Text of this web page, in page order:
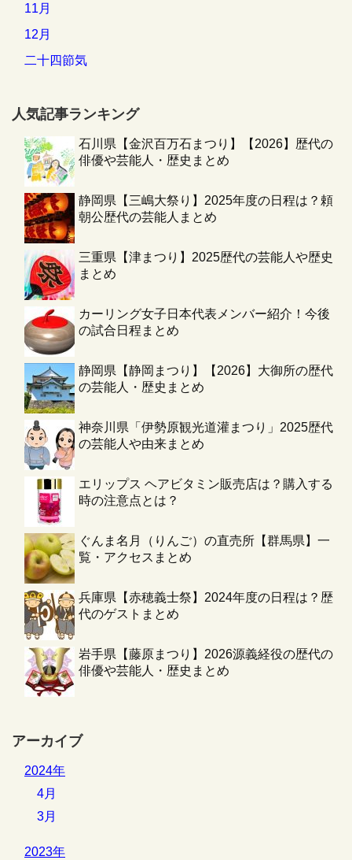
11月
12月
二十四節気
人気記事ランキング
石川県【金沢百万石まつり】【2026】歴代の
俳優や芸能人・歴史まとめ
静岡県【三嶋大祭り】2025年度の日程は？頼
朝公歴代の芸能人まとめ
三重県【津まつり】2025歴代の芸能人や歴史
まとめ
カーリング女子日本代表メンバー紹介！今後
の試合日程まとめ
静岡県【静岡まつり】【2026】大御所の歴代
の芸能人・歴史まとめ
神奈川県「伊勢原観光道灌まつり」2025歴代
の芸能人や由来まとめ
エリップス ヘアビタミン販売店は？購入する
時の注意点とは？
ぐんま名月（りんご）の直売所【群馬県】一
覧・アクセスまとめ
兵庫県【赤穂義士祭】2024年度の日程は？歴
代のゲストまとめ
岩手県【藤原まつり】2026源義経役の歴代の
俳優や芸能人・歴史まとめ
アーカイブ
2024年
4月
3月
2023年